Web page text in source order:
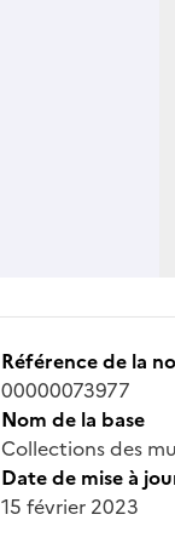
Référence de la
00000073977
Nom de la base
Collections des
Date de mise à
15 février 2023